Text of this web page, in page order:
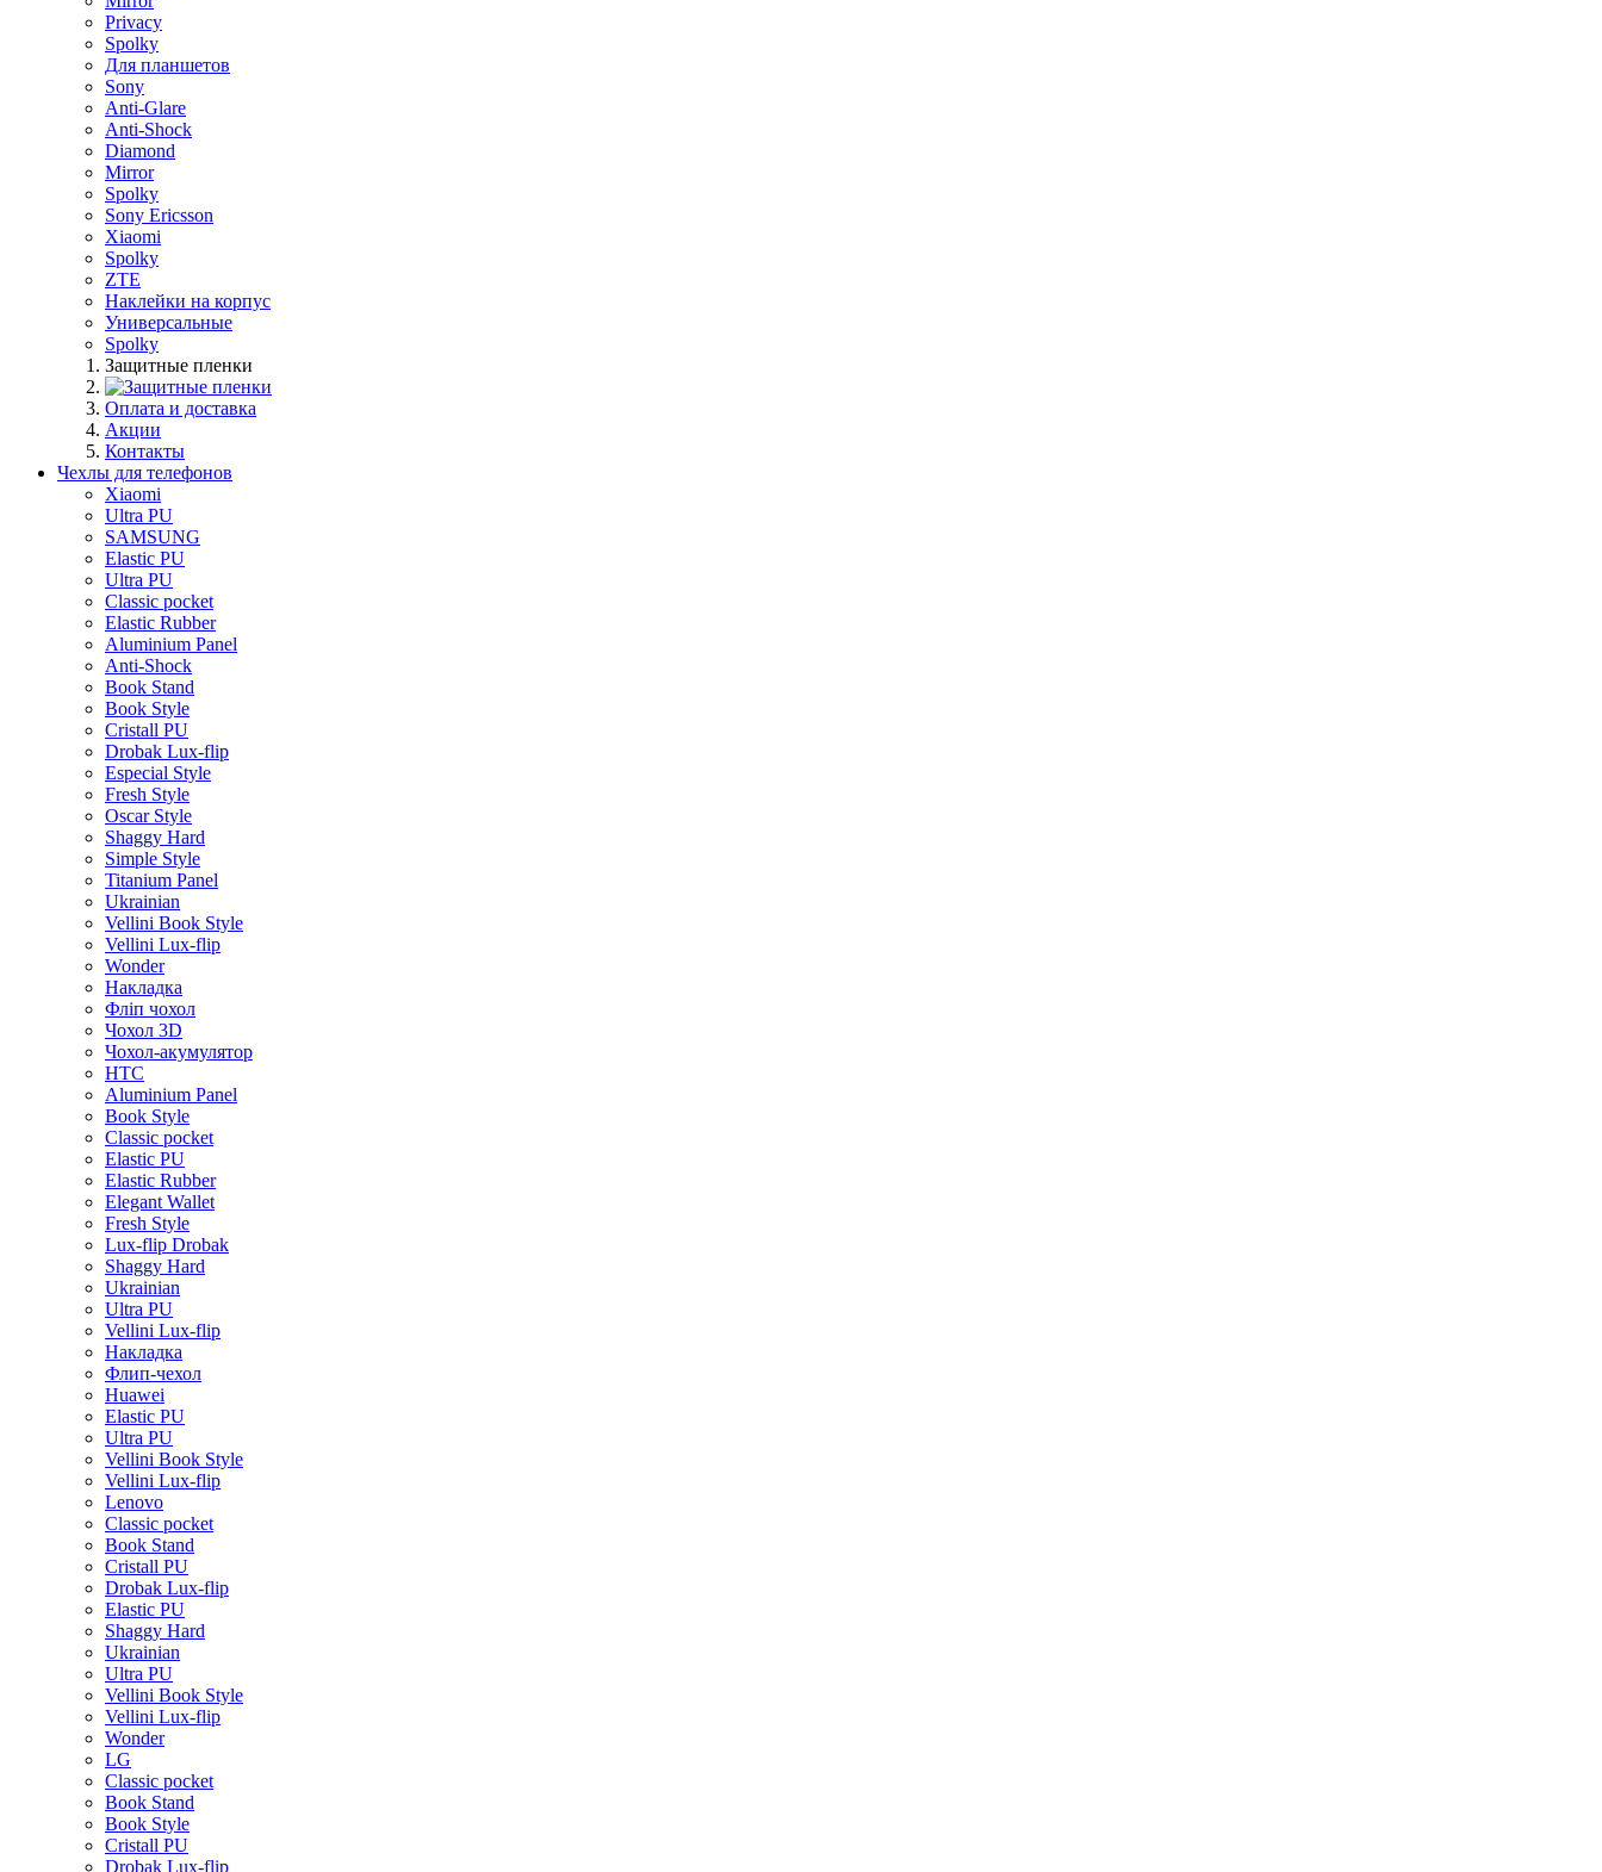
Privacy
Spolky
Для планшетов
Sony
Anti-Glare
Anti-Shock
Diamond
Mirror
Spolky
Sony Ericsson
Xiaomi
Spolky
ZTE
Наклейки на корпус
Универсальные
Spolky
Защитные пленки
Оплата и доставка
Акции
Контакты
Чехлы для телефонов
Xiaomi
Ultra PU
SAMSUNG
Elastic PU
Ultra PU
Classic pocket
Elastic Rubber
Aluminium Panel
Anti-Shock
Book Stand
Book Style
Cristall PU
Drobak Lux-flip
Especial Style
Fresh Style
Oscar Style
Shaggy Hard
Simple Style
Titanium Panel
Ukrainian
Vellini Book Style
Vellini Lux-flip
Wonder
Накладка
Фліп чохол
Чохол 3D
Чохол-акумулятор
HTC
Aluminium Panel
Book Style
Classic pocket
Elastic PU
Elastic Rubber
Elegant Wallet
Fresh Style
Lux-flip Drobak
Shaggy Hard
Ukrainian
Ultra PU
Vellini Lux-flip
Накладка
Флип-чехол
Huawei
Elastic PU
Ultra PU
Vellini Book Style
Vellini Lux-flip
Lenovo
Classic pocket
Book Stand
Cristall PU
Drobak Lux-flip
Elastic PU
Shaggy Hard
Ukrainian
Ultra PU
Vellini Book Style
Vellini Lux-flip
Wonder
LG
Classic pocket
Book Stand
Book Style
Cristall PU
Drobak Lux-flip